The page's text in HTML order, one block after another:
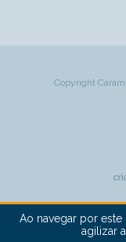
Ao navegar por este
agilizar
Copyright